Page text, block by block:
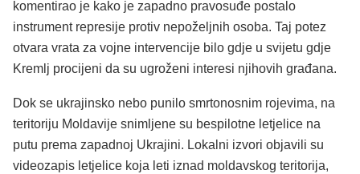
komentirao je kako je zapadno pravosuđe postalo
instrument represije protiv nepoželjnih osoba. Taj potez
otvara vrata za vojne intervencije bilo gdje u svijetu gdje
Kremlj procijeni da su ugroženi interesi njihovih građana.
Dok se ukrajinsko nebo punilo smrtonosnim rojevima, na
teritoriju Moldavije snimljene su bespilotne letjelice na
putu prema zapadnoj Ukrajini. Lokalni izvori objavili su
videozapis letjelice koja leti iznad moldavskog teritorija,